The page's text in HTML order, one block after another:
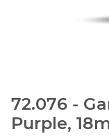
72.076 -
Purple,